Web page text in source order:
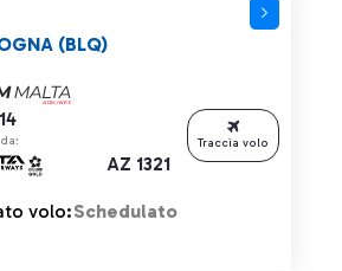
AZ 1321
(BLQ)
volo:Schedulato
Traccia volo